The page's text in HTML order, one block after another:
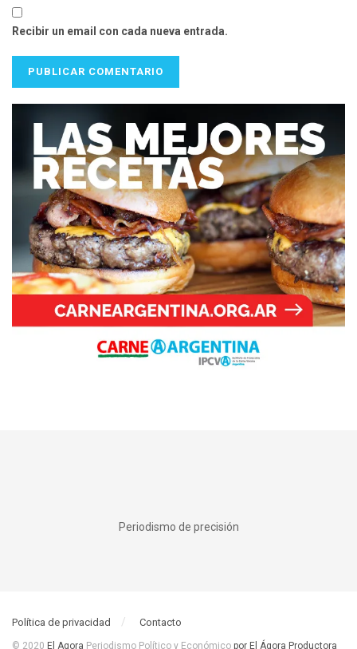
Recibir un email con cada nueva entrada.
Periodismo de precisión
Política de privacidad Contacto
© 2020 El Agora Periodismo Político y Económico por El Ágora Productora